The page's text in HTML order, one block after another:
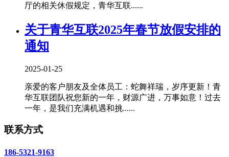
厅的相关休假规定，青华互联......
关于青华互联2025年春节放假安排的
通知
2025-01-25
亲爱的客户朋友及全体员工：蛇舞祥瑞，岁序更新！青
华互联团队祝您新的一年，财源广进，万事如意！过去
一年，是我们充满机遇和挑......
联系方式
186-5321-9163